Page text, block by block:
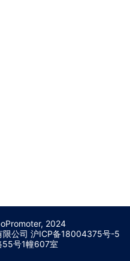
2024
公司 沪ICP备18004375号-5
55号1幢607室